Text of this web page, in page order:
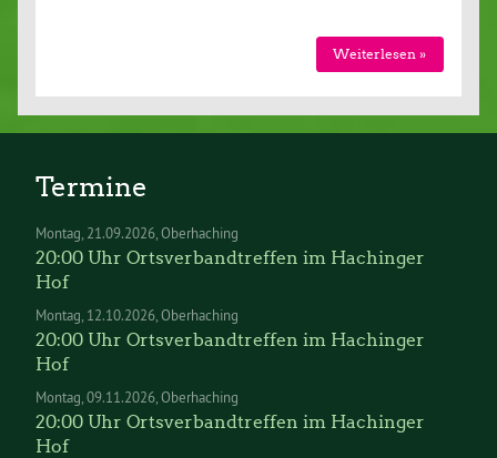
Weiterlesen »
Termine
Montag 21.09.2026 Oberhaching
20:00 Uhr Ortsverbandtreffen im Hachinger
Hof
Montag 12.10.2026 Oberhaching
20:00 Uhr Ortsverbandtreffen im Hachinger
Hof
Montag 09.11.2026 Oberhaching
20:00 Uhr Ortsverbandtreffen im Hachinger
Hof